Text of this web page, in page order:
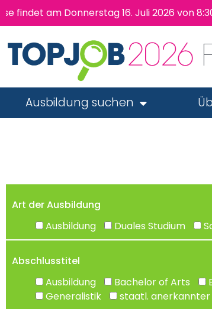
am Donnerstag 16. Juli 2026 von
Ausbildung suchen
Art der Ausbildung
Ausbildung
Duales Studium
Abschlusstitel
Ausbildung
Bachelor of Arts
Generalistik
staatl. anerkannter